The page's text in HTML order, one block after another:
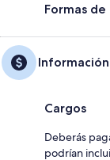
Formas de
Cargos
Deberás
podrían